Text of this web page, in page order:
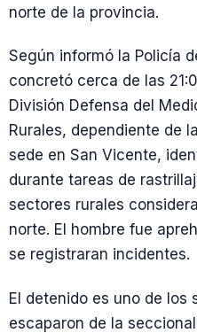
norte de la provincia.
Según informó la Policía
concretó cerca de las
División Defensa del
Rurales, dependiente de
sede en San Vicente,
durante tareas de
sectores rurales
norte. El hombre fue
se registraran incidentes.
El detenido es uno de los
escaparon de la